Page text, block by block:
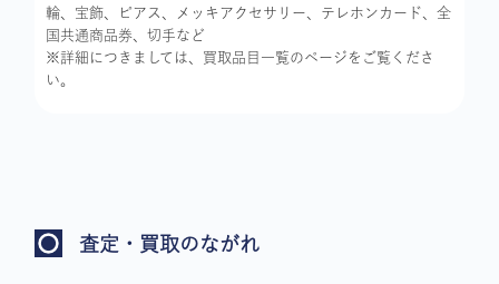
輪、宝飾、ピアス、メッキアクセサリー、テレホンカード、全
国共通商品券、切手など
※詳細につきましては、買取品目一覧のページをご覧くださ
い。
査定・買取のながれ